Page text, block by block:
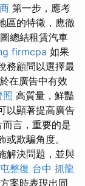
第一步，應考
區的特徵，應徹
總結租賃汽車
firmcpa 如果
務顧問以選擇最
在廣告中有效
照 高質量，鮮豔
以顯著提高廣告
而言，重要的是
欺騙角度。
解決問題，並與
整復 台中 抓龍
案時表現出同